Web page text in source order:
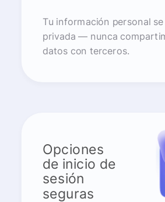
Tu información personal
privada — nunca
datos con terceros.
Opciones
de inicio de
sesión
seguras